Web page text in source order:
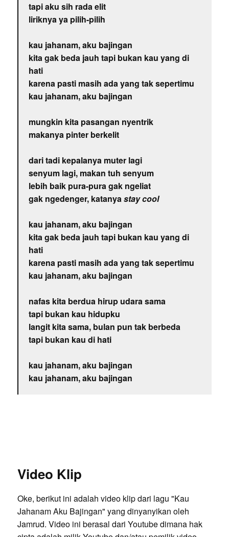
tapi aku sih rada elit
liriknya ya pilih-pilih
kau jahanam, aku bajingan
kita gak beda jauh tapi bukan kau yang di
hati
karena pasti masih ada yang tak sepertimu
kau jahanam, aku bajingan
mungkin kita pasangan nyentrik
makanya pinter berkelit
dari tadi kepalanya muter lagi
senyum lagi, makan tuh senyum
lebih baik pura-pura gak ngeliat
gak ngedenger, katanyastay cool
kau jahanam, aku bajingan
kita gak beda jauh tapi bukan kau yang di
hati
karena pasti masih ada yang tak sepertimu
kau jahanam, aku bajingan
nafas kita berdua hirup udara sama
tapi bukan kau hidupku
langit kita sama, bulan pun tak berbeda
tapi bukan kau di hati
kau jahanam, aku bajingan
kau jahanam, aku bajingan
Video Klip
Oke, berikut ini adalah video klip dari lagu "Kau
Jahanam Aku Bajingan" yang dinyanyikan oleh
Jamrud. Video ini berasal dari Youtube dimana hak